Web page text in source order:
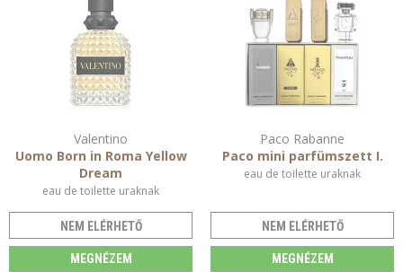
Valentino
Uomo Born in Roma Yellow
Dream
eau de toilette uraknak
NEM ELÉRHETŐ
MEGNÉZEM
Paco Rabanne
Paco mini parfümszett I.
eau de toilette uraknak
NEM ELÉRHETŐ
MEGNÉZEM